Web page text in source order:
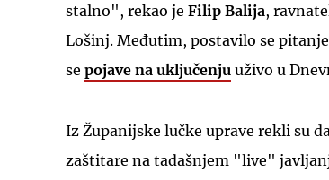
stalno", rekao je Filip Balija,
Lošinj. Međutim, postavilo se
se pojave na uključenju uživo u
Iz Županijske lučke uprave rekli su
zaštitare na tadašnjem "live"